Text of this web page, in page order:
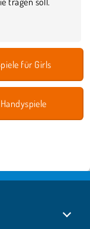
für Girls
Handyspiele